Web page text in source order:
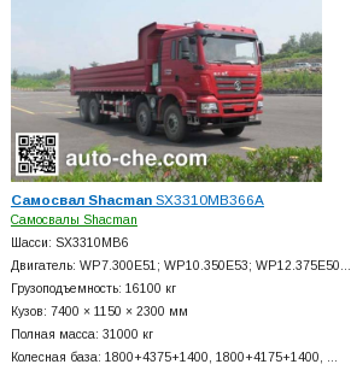
Самосвал ShacmanSX3310MB366A
Самосвалы Shacman
Шасси: SX3310MB6
Двигатель: WP7.300E51; WP10.350E53; WP12.375E50…
Грузоподъемность: 16100 кг
Кузов: 7400 × 1150 × 2300 мм
Полная масса: 31000 кг
Колесная база: 1800+4375+1400, 1800+4175+1400, …